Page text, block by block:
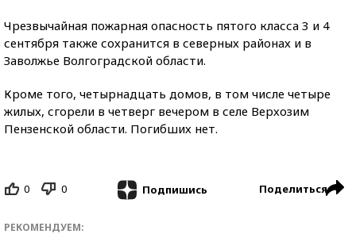
Чрезвычайная пожарная опасность пятого класса 3 и 4
сентября также сохранится в северных районах и в
Заволжье Волгоградской области.
Кроме того, четырнадцать домов, в том числе четыре
жилых, сгорели в четверг вечером в селе Верхозим
Пензенской области. Погибших нет.
0 0 Подпишись Поделиться
РЕКОМЕНДУЕМ: